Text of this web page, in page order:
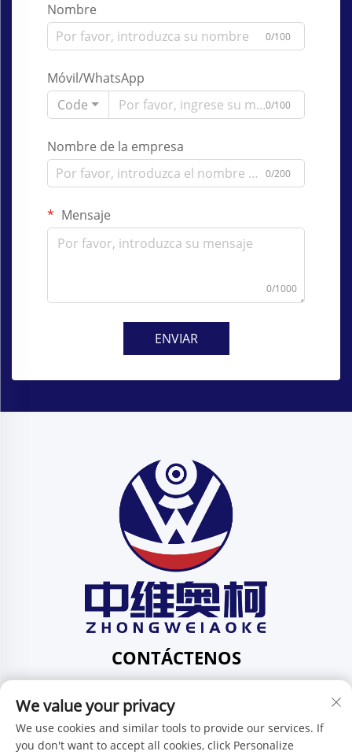
Nombre
0/100
Móvil/WhatsApp
Code
0/100
Nombre de la empresa
0/200
Mensaje
0/1000
ENVIAR
CONTÁCTENOS
Pingdi Subdistrict shenzhen guangdong China
Tel:+86-15986647296
Correo electrónico:[email protected]
We value your privacy
We use cookies and similar tools to provide our services. If
you don't want to accept all cookies, click Personalize